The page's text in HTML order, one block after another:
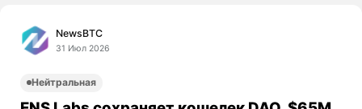
NewsBTC
31 Июл 2026
Нейтральная